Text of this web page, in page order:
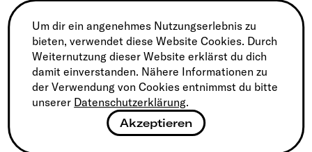
Regionaler Sponsor Regionaler Sponsor
Regionalen Sponsor
Um dir ein angenehmes Nutzungserlebnis zu
bieten, verwendet diese Website Cookies. Durch
Weiternutzung dieser Website erklärst du dich
damit einverstanden. Nähere Informationen zu
der Verwendung von Cookies entnimmst du bitte
unserer Datenschutzerklärung.
Akzeptieren